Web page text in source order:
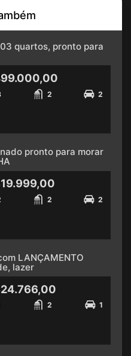
quartos, pronto para
2 2
pronto para morar
2 2
LANÇAMENTO
lazer
2 1